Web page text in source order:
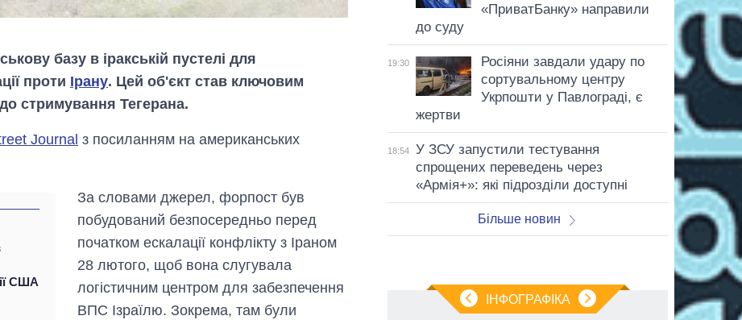
базу в іракській пустелі для
проти Ірану. Цей об'єкт став ключовим
стримування Тегерана.
Journal з посиланням на американських
США
За словами джерел, форпост був
побудований безпосередньо перед
початком ескалації конфлікту з Іраном
28 лютого, щоб вона слугувала
логістичним центром для забезпечення
ВПС Ізраїлю. Зокрема, там були
«ПриватБанку» направили
до суду
19:30
Росіяни завдали удару по
сортувальному центру
Укрпошти у Павлограді, є
жертви
18:54
У ЗСУ запустили тестування
спрощених переведень через
«Армія+»: які підрозділи доступні
Більше новин
ІНФОГРАФІКА